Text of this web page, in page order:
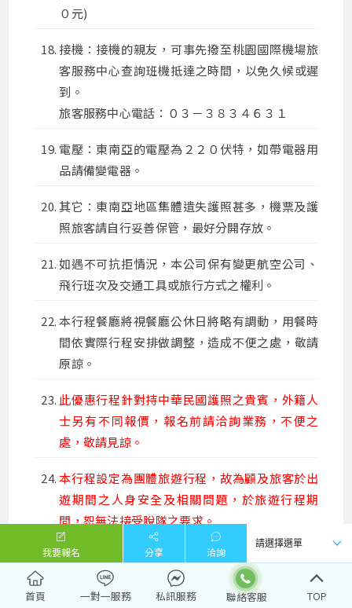
我要報名 分享 洽詢
０元)
接機：接機的親友，可事先撥至桃園國際機場旅
客服務中心查詢班機抵達之時間，以免久候或遲
到。
旅客服務中心電話：０３－３８３４６３１
電壓：東南亞的電壓為２２０伏特，如帶電器用
品請備變電器。
其它：東南亞地區集體遺失護照甚多，機票及護
照旅客請自行妥善保管，最好分開存放。
如遇不可抗拒情況，本公司保有變更航空公司、
飛行班次及交通工具或旅行方式之權利。
本行程餐廳將視餐廳公休日將略有調動，用餐時
間依實際行程安排做調整，造成不便之處，敬請
原諒。
此優惠行程針對持中華民國護照之貴賓，外籍人
士另有不同報價，報名前請洽詢業務，不便之
處，敬請見諒。
本行程設定為團體旅遊行程，故為顧及旅客於出
遊期間之人身安全及相關問題，於旅遊行程期
間，恕無法接受脫隊之要求。
其他提醒事項
首頁 一對一服務 私訊服務 TOP